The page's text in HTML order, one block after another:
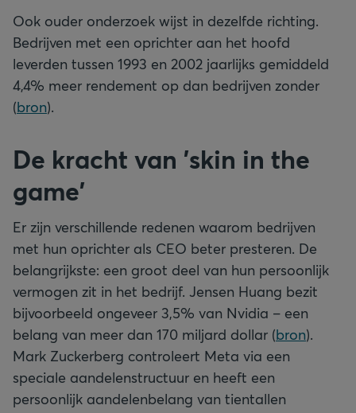
Ook ouder onderzoek wijst in dezelfde richting.
Bedrijven met een oprichter aan het hoofd
leverden tussen 1993 en 2002 jaarlijks gemiddeld
4,4% meer rendement op dan bedrijven zonder
(bron).
De kracht van 'skin in the
game'
Er zijn verschillende redenen waarom bedrijven
met hun oprichter als CEO beter presteren. De
belangrijkste: een groot deel van hun persoonlijk
vermogen zit in het bedrijf. Jensen Huang bezit
bijvoorbeeld ongeveer 3,5% van Nvidia – een
belang van meer dan 170 miljard dollar (bron).
Mark Zuckerberg controleert Meta via een
speciale aandelenstructuur en heeft een
persoonlijk aandelenbelang van tientallen